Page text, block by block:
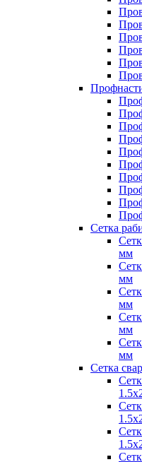
Сетка
мм
мм
мм
мм
мм
Сетка